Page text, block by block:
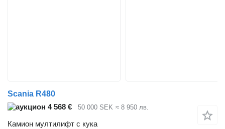
Scania R480
4 568 €
50 000 SEK ≈ 8 950 лв.
Камион мултилифт с кука